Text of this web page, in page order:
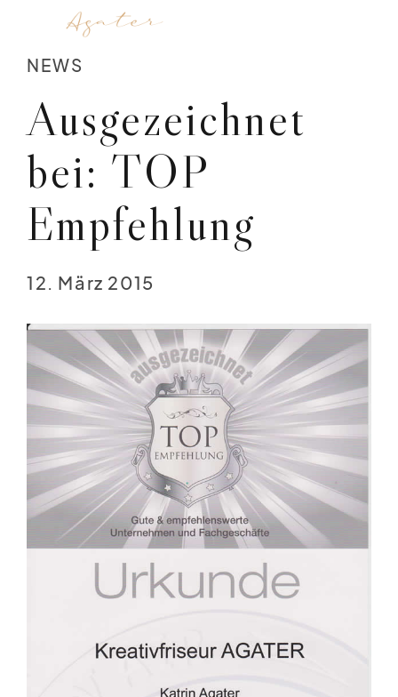
NEWS
Ausgezeichnet
bei: TOP
Empfehlung
12. März 2015